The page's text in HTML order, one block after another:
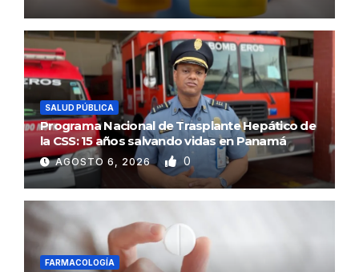
SALUD PÚBLICA
Programa Nacional de Trasplante Hepático de
la CSS: 15 años salvando vidas en Panamá
AGOSTO 6, 2026 0
FARMACOLOGÍA